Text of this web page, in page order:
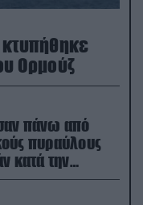
κτυπήθηκε
Ορμούζ
πάνω από
πυραύλους
κατά την